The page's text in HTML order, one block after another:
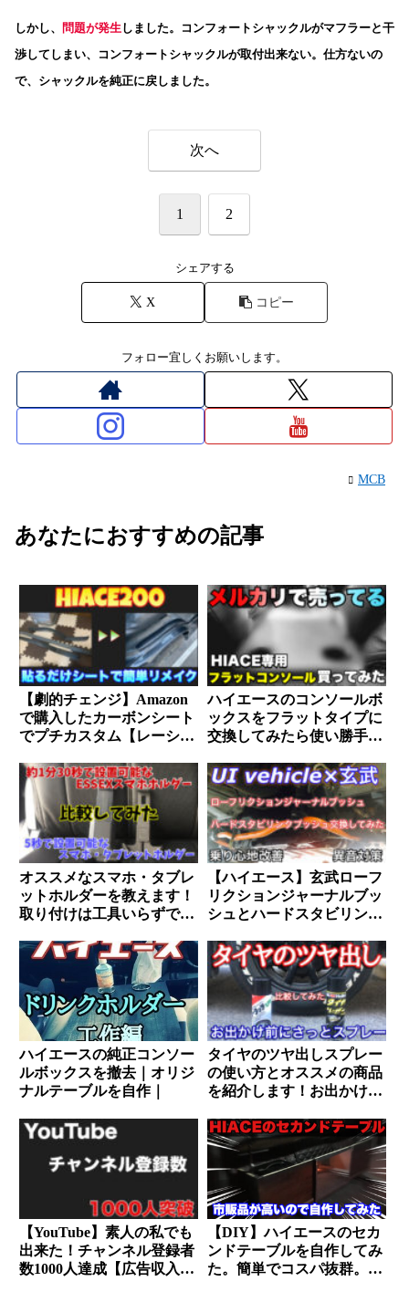
しかし、 問題が発生しました。コンフォートシャックルがマフラーと干
渉してしまい、コンフォートシャックルが取付出来ない。仕方ないの
で、シャックルを純正に戻しました。
次へ
1 2
シェアする
X コピー
フォロー宜しくお願いします。
MCB
あなたにおすすめの記事
【劇的チェンジ】Amazon
で購入したカーボンシート
でプチカスタム【レーシン
ハイエースのコンソールボ
ックスをフラットタイプに
交換してみたら使い勝手が
オススメなスマホ・タブレ
ットホルダーを教えます！
取り付けは工具いらずで秒
【ハイエース】玄武ローフ
リクションジャーナルブッ
シュとハードスタビリンク
UPと異音対策】
ハイエースの純正コンソー
ルボックスを撤去｜オリジ
ナルテーブルを自作｜
タイヤのツヤ出しスプレー
の使い方とオススメの商品
を紹介します！お出かけ前
【YouTube】素人の私でも
出来た！チャンネル登録者
数1000人達成【広告収入審
【DIY】ハイエースのセカ
ンドテーブルを自作してみ
た。簡単でコスパ抜群。ブ